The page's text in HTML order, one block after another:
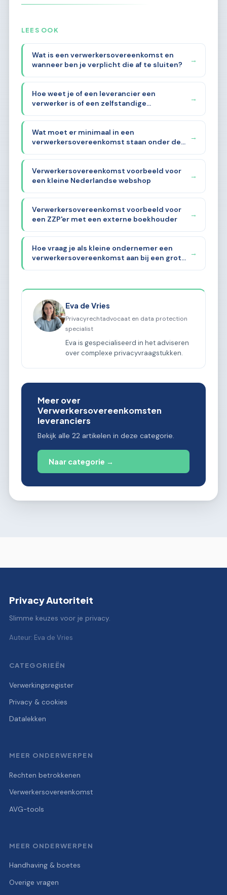
LEES OOK
Wat is een verwerkersovereenkomst en
wanneer ben je verplicht die af te sluiten?
→
Hoe weet je of een leverancier een
verwerker is of een zelfstandige
→
Wat moet er minimaal in een
verwerkersovereenkomst staan onder de
→
Verwerkersovereenkomst voorbeeld voor
een kleine Nederlandse webshop
→
Verwerkersovereenkomst voorbeeld voor
een ZZP'er met een externe boekhouder
→
Hoe vraag je als kleine ondernemer een
verwerkersovereenkomst aan bij een grote
→
Eva de Vries
Privacyrechtadvocaat en data protection
specialist
Eva is gespecialiseerd in het adviseren
over complexe privacyvraagstukken.
Meer over
Verwerkersovereenkomsten
leveranciers
Bekijk alle 22 artikelen in deze categorie.
Naar categorie →
Privacy Autoriteit
Slimme keuzes voor je privacy.
Auteur: Eva de Vries
CATEGORIEËN
Verwerkingsregister
Privacy & cookies
Datalekken
MEER ONDERWERPEN
Rechten betrokkenen
Verwerkersovereenkomst
AVG-tools
MEER ONDERWERPEN
Handhaving & boetes
Overige vragen